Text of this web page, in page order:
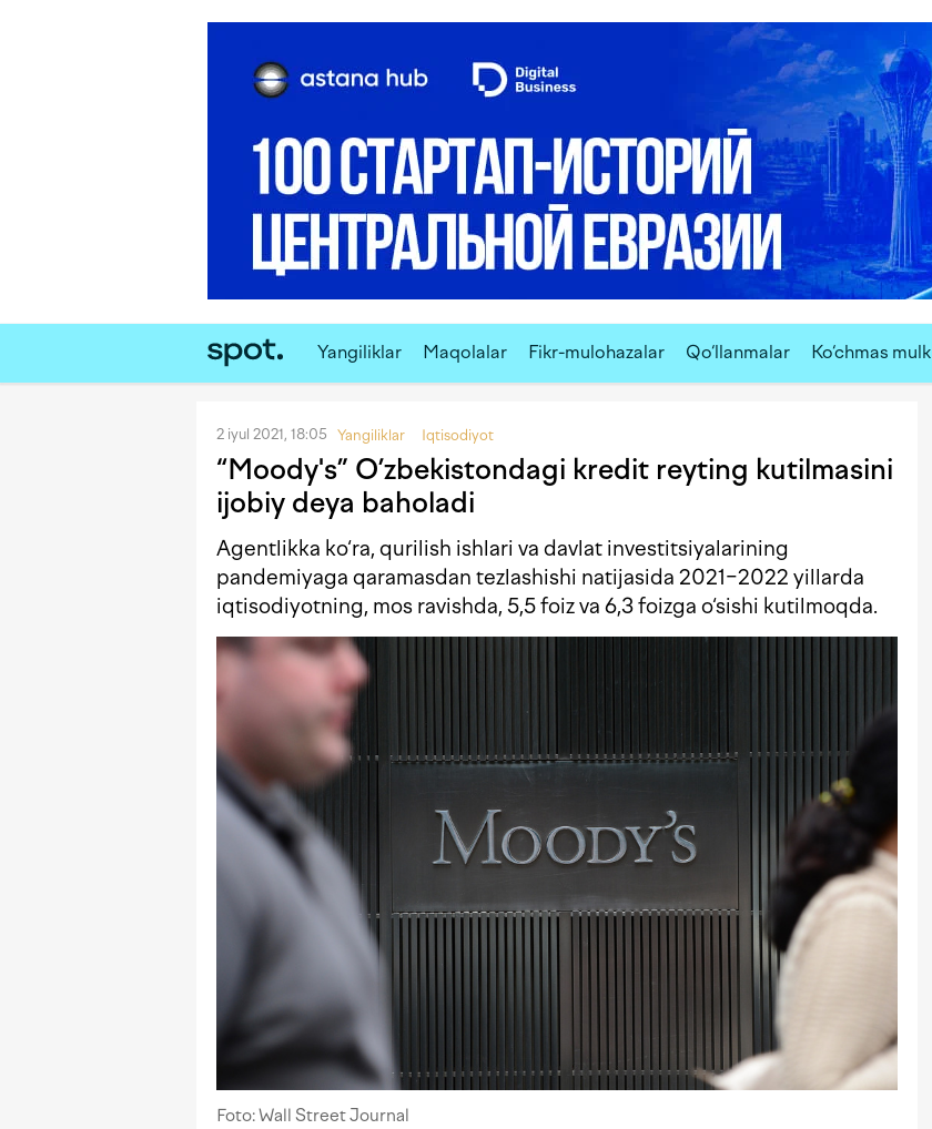
Yangiliklar Maqolalar Fikr-mulohazalar Qo‘llanmalar Ko‘chmas mulk
2 iyul 2021, 18:05 Yangiliklar Iqtisodiyot
“Moody's” O’zbekistondagi kredit reyting kutilmasini
ijobiy deya baholadi
Agentlikka ko‘ra, qurilish ishlari va davlat investitsiyalarining
pandemiyaga qaramasdan tezlashishi natijasida 2021−2022 yillarda
iqtisodiyotning, mos ravishda, 5,5 foiz va 6,3 foizga o‘sishi kutilmoqda.
Foto: Wall Street Journal